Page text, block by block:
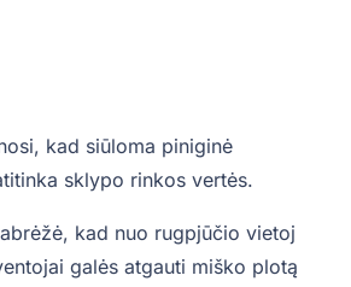
kad siūloma piniginė
sklypo rinkos vertės.
kad nuo rugpjūčio vietoj
galės atgauti miško plotą